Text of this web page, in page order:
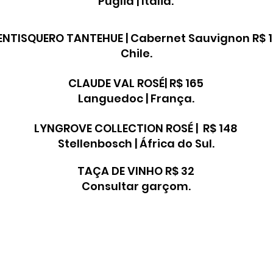
TANTEHUE | Cabernet Sauvignon R$
Chile.
CLAUDE VAL ROSÉ| R$ 165
Languedoc | França.
LYNGROVE COLLECTION ROSÉ | R$ 148
Stellenbosch | África do Sul.
TAÇA DE VINHO R$ 32
Consultar garçom.